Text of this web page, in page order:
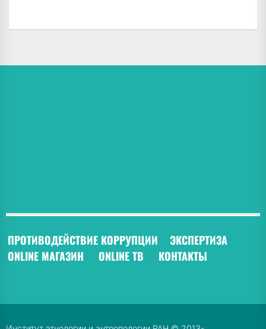
ПРОТИВОДЕЙСТВИЕ КОРРУПЦИИ ЭКСПЕРТИЗА
ONLINE МАГАЗИН
ONLINE ТВ КОНТАКТЫ